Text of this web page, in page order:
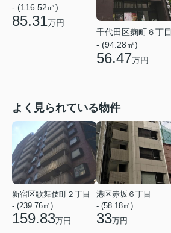
- (116.52㎡)
85.31万円
千代田区麹町６丁目
- (94.28㎡)
56.47万円
よく見られている物件
新宿区歌舞伎町２丁目
- (239.76㎡)
159.83万円
港区赤坂６丁目
- (58.18㎡)
33万円